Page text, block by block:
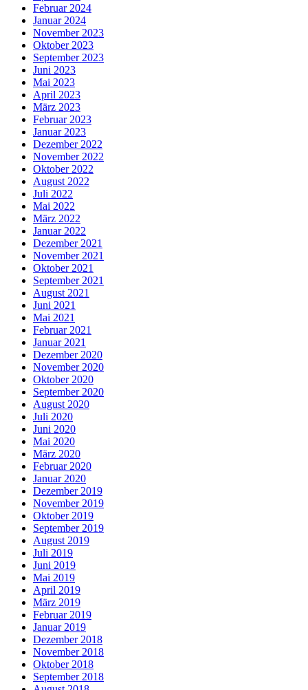
Februar 2024
Januar 2024
November 2023
Oktober 2023
September 2023
Juni 2023
Mai 2023
April 2023
März 2023
Februar 2023
Januar 2023
Dezember 2022
November 2022
Oktober 2022
August 2022
Juli 2022
Mai 2022
März 2022
Januar 2022
Dezember 2021
November 2021
Oktober 2021
September 2021
August 2021
Juni 2021
Mai 2021
Februar 2021
Januar 2021
Dezember 2020
November 2020
Oktober 2020
September 2020
August 2020
Juli 2020
Juni 2020
Mai 2020
März 2020
Februar 2020
Januar 2020
Dezember 2019
November 2019
Oktober 2019
September 2019
August 2019
Juli 2019
Juni 2019
Mai 2019
April 2019
März 2019
Februar 2019
Januar 2019
Dezember 2018
November 2018
Oktober 2018
September 2018